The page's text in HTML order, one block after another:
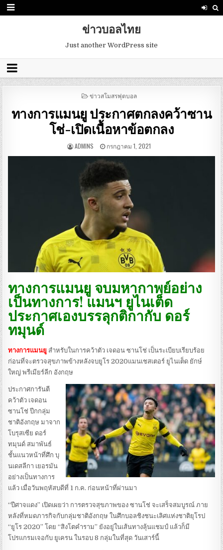
ข่าวบอลไทย
Just another WordPress site
POSTED
ข่าวสโมสรฟุตบอล
ทางการแมนยู ประกาศตกลงคว้าซาน
โช่-เปิดเนื้อหาข้อตกลง
ADMINS กรกฎาคม 1, 2021
ทางการแมนยู จบมหากาพย์อย่าง
เป็นทางการ! แมนฯ ยูไนเต็ด
ประกาศเองบรรลุกติกากับ ดอร์
ทมุนด์
ทางการแมนยู สำหรับในการคว้าตัว เจดอน ซานโช่ เป็นระเบียบเรียบร้อย
ก่อนที่จะตรวจสุขภาพข้างหลังจบยูโร 2020แมนเชสเตอร์ ยูไนเต็ด ยักษ์
ใหญ่ พรีเมียร์ลีก อังกฤษ
ประกาศการันตี
คว้าตัว เจดอน
ซานโช่ ปีกกลุ่ม
ชาติอังกฤษ มาจาก
โบรุสเซีย ดอร์
ทมุนด์ สมาพันธ์
ชั้นแนวหน้าที่ศึก บุ
นเดสลีกา เยอรมัน
อย่างเป็นทางการ
แล้ว เมื่อวันพฤหัสบดีที่ 1 ก.ค. ก่อนหน้าที่ผ่านมา
“ปีศาจแดง” เปิดเผยว่า การตรวจสุขภาพของ ซานโช่ จะเสร็จสมบูรณ์ ภาย
หลังที่หมดภารกิจกับกลุ่มชาติอังกฤษ ในศึกบอลชิงชนะเลิศแห่งชาติยุโรป
“ยูโร 2020” โดย “สิงโตคำราม” ยังอยู่ในเส้นทางลุ้นแชมป์ แล้วก็มี
โปรแกรมเจอกับ ยูเครน ในรอบ 8 กลุ่มในที่สุด วันเสาร์นี้